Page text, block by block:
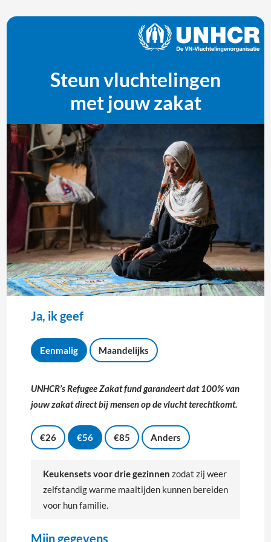
Steun vluchtelingen
met jouw zakat
Ja, ik geef
J
a
k
g
e
*
Eenmalig Maandelijks
i
f
t
e
d
UNHCR’s Refugee Zakat fund garandeert dat 100% van
jouw zakat direct bij mensen op de vlucht terechtkomt.
€26 €56 €85 Anders
Keukensets voor drie gezinnen zodat zij weer
zelfstandig warme maaltijden kunnen bereiden
voor hun familie.
Mijn gegevens